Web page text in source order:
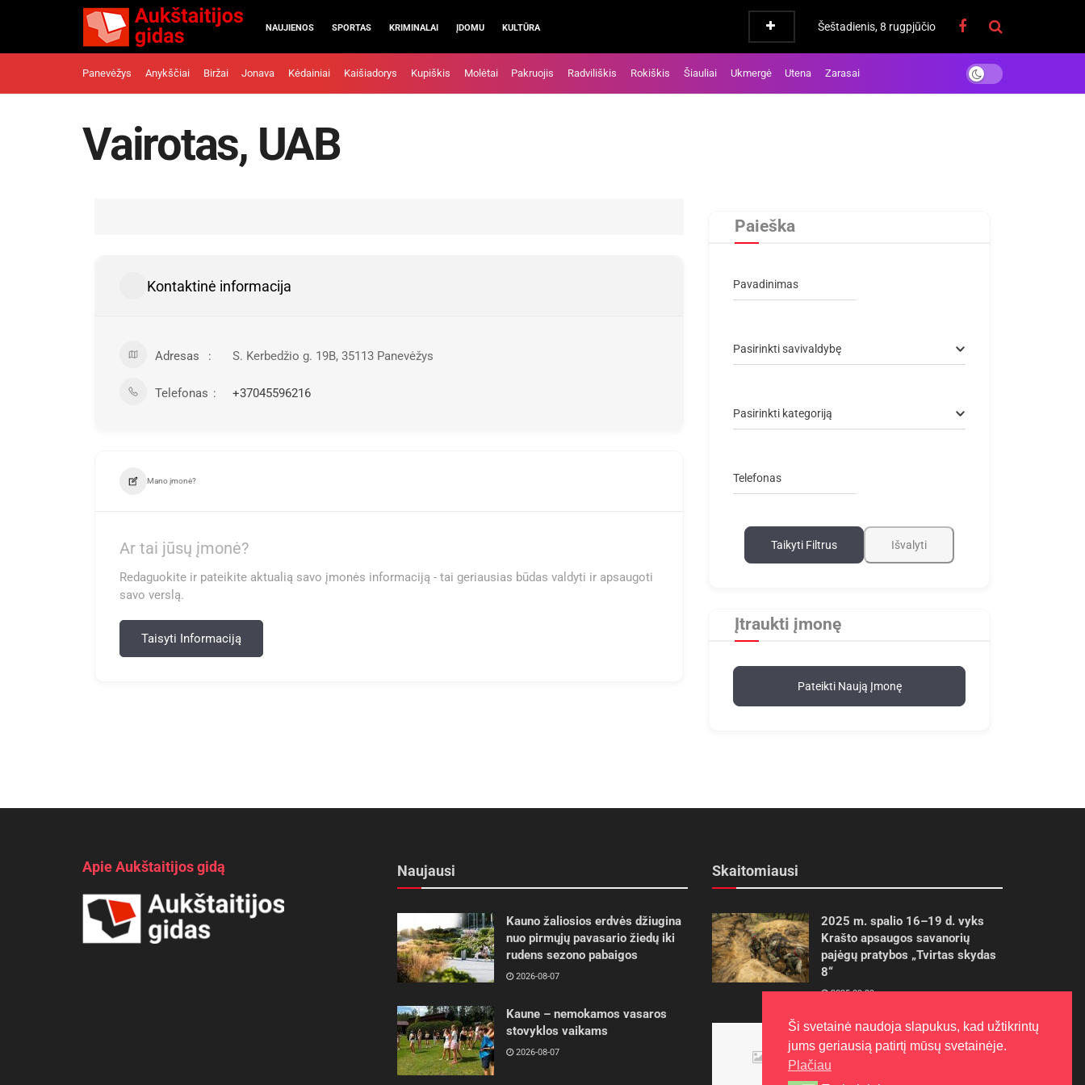
NAUJIENOS SPORTAS KRIMINALAI ĮDOMU KULTŪRA Šeštadienis, 8 rugpjūčio
Panevėžys Anykščiai Biržai Jonava Kėdainiai Kaišiadorys Kupiškis Molėtai Pakruojis Radviliškis Rokiškis Šiauliai Ukmergė Utena Zarasai
Vairotas, UAB
Kontaktinė informacija
Adresas S. Kerbedžio g. 19B, 35113 Panevėžys
Telefonas +37045596216
Mano įmonė?
Ar tai jūsų įmonė?
Redaguokite ir pateikite aktualią savo įmonės informaciją - tai geriausias būdas valdyti ir apsaugoti
savo verslą.
Taisyti Informaciją
Paieška
Pavadinimas
Pasirinkti savivaldybę
Pasirinkti kategoriją
Telefonas
Taikyti Filtrus Išvalyti
Įtraukti įmonę
Pateikti Naują Įmonę
Apie Aukštaitijos gidą Naujausi
Kauno žaliosios erdvės džiugina
nuo pirmųjų pavasario žiedų iki
rudens sezono pabaigos
2026-08-07
Kaune – nemokamos vasaros
stovyklos vaikams
2026-08-07
Skaitomiausi
2025 m. spalio 16–19 d. vyks
Krašto apsaugos savanorių
pajėgų pratybos „Tvirtas skydas
8“
2025-09-29
Panevėžietės tarptautinėje
programoje siekia aukso
2015-10-30
Ši svetainė naudoja slapukus, kad užtikrintų
jums geriausią patirtį mūsų svetainėje.
Plačiau